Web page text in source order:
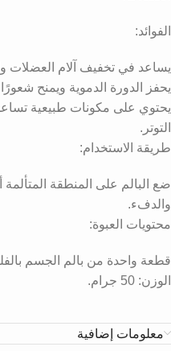
الفوائد:
يساعد في تخفيف آلام العضلات
يحفز الدورة الدموية ويمنح
يحتوي على مكونات طبيعية
التوتر.
طريقة الاستخدام:
ضع البالم على المنطقة
والدفء.
محتويات العبوة:
قطعة واحدة من بالم الجسم
الوزن: 50 جرام.
معلومات إضافية